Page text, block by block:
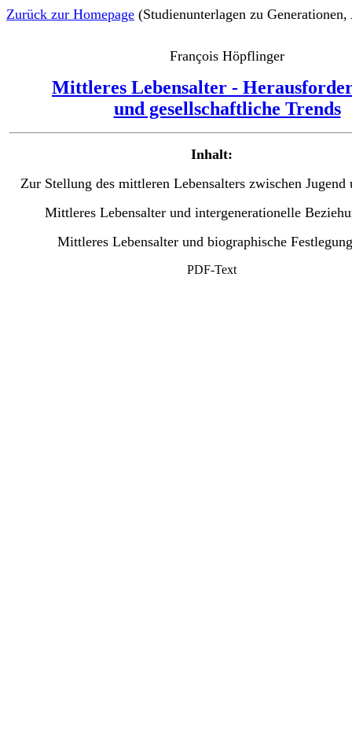
François Höpflinger
Mittleres Lebensalter -
und gesellschaftliche Trends
Inhalt:
Zur Stellung des mittleren Lebensalters zwischen Jugend
Mittleres Lebensalter und intergenerationelle
Mittleres Lebensalter und biographische
PDF-Text
Zurück zur Homepage (Studienunterlagen zu